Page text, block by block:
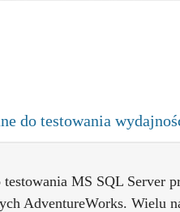
do testowania
MS SQL Server
AdventureWorks. Wielu